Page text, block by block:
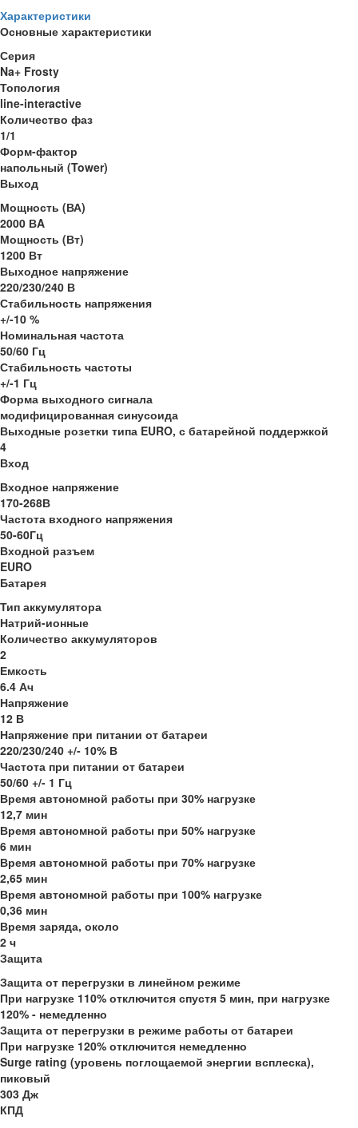
Характеристики
Основные характеристики
Серия
Na+ Frosty
Топология
line-interactive
Количество фаз
1/1
Форм-фактор
напольный (Tower)
Выход
Мощность (ВА)
2000 ВA
Мощность (Вт)
1200 Вт
Выходное напряжение
220/230/240 В
Стабильность напряжения
+/-10 %
Номинальная частота
50/60 Гц
Стабильность частоты
+/-1 Гц
Форма выходного сигнала
модифицированная синусоида
Выходные розетки типа EURO, с батарейной поддержкой
4
Вход
Входное напряжение
170-268В
Частота входного напряжения
50-60Гц
Входной разъем
EURO
Батарея
Тип аккумулятора
Натрий-ионные
Количество аккумуляторов
2
Емкость
6.4 Ач
Напряжение
12 В
Напряжение при питании от батареи
220/230/240 +/- 10% В
Частота при питании от батареи
50/60 +/- 1 Гц
Время автономной работы при 30% нагрузке
12,7 мин
Время автономной работы при 50% нагрузке
6 мин
Время автономной работы при 70% нагрузке
2,65 мин
Время автономной работы при 100% нагрузке
0,36 мин
Время заряда, около
2 ч
Защита
Защита от перегрузки в линейном режиме
При нагрузке 110% отключится спустя 5 мин, при нагрузке
120% - немедленно
Защита от перегрузки в режиме работы от батареи
При нагрузке 120% отключится немедленно
Surge rating (уровень поглощаемой энергии всплеска),
пиковый
303 Дж
КПД